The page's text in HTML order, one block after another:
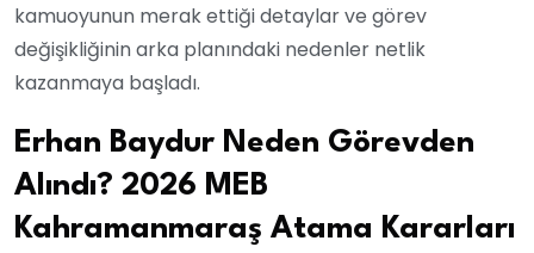
kamuoyunun merak ettiği detaylar ve görev
değişikliğinin arka planındaki nedenler netlik
kazanmaya başladı.
Erhan Baydur Neden Görevden
Alındı? 2026 MEB
Kahramanmaraş Atama Kararları